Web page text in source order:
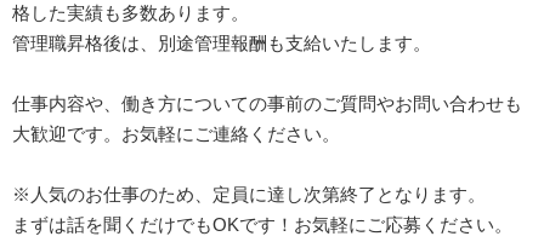
格した実績も多数あります。
管理職昇格後は、別途管理報酬も支給いたします。
仕事内容や、働き方についての事前のご質問やお問い合わせも
大歓迎です。お気軽にご連絡ください。
※人気のお仕事のため、定員に達し次第終了となります。
まずは話を聞くだけでもOKです！お気軽にご応募ください。